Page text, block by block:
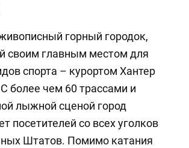
горный городок,
своим главным местом для
спорта – курортом Хантер
более чем 60 трассами и
лыжной сценой город
посетителей со всех уголков
Штатов. Помимо катания